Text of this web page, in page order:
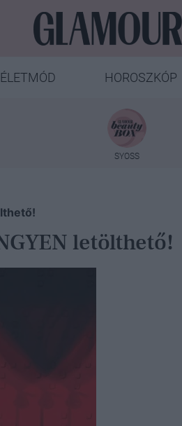
ÉLETMÓD HOROSZKÓP
SYOSS
letölthető!